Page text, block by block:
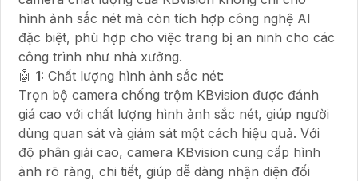
hình ảnh sắc nét mà còn tích hợp công nghệ AI
đặc biệt, phù hợp cho việc trang bị an ninh cho các
công trình như nhà xưởng.
🤖️ 1: Chất lượng hình ảnh sắc nét:
Trọn bộ camera chống trộm KBvision được đánh
giá cao với chất lượng hình ảnh sắc nét, giúp người
dùng quan sát và giám sát một cách hiệu quả. Với
độ phân giải cao, camera KBvision cung cấp hình
ảnh rõ ràng, chi tiết, giúp dễ dàng nhận diện đối